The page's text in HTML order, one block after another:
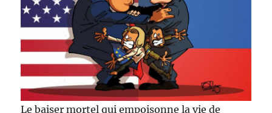
Le baiser mortel qui empoisonne la vie de